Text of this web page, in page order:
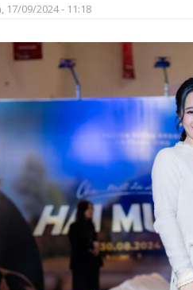
17/09/2024 - 11:18